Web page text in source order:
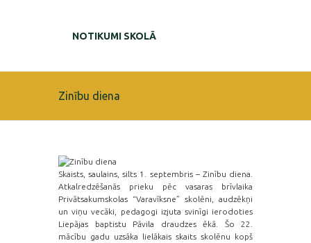
NOTIKUMI SKOLĀ
Zinību diena
Skaists, saulains, silts 1. septembris – Zinību diena.
Atkalredzēšanās prieku pēc vasaras brīvlaika
Privātsakumskolas “Varavīksne” skolēni, audzēkņi
un viņu vecāki, pedagogi izjuta svinīgi ierodoties
Liepājas baptistu Pāvila draudzes ēkā. Šo 22.
mācību gadu uzsāka lielākais skaits skolēnu kopš